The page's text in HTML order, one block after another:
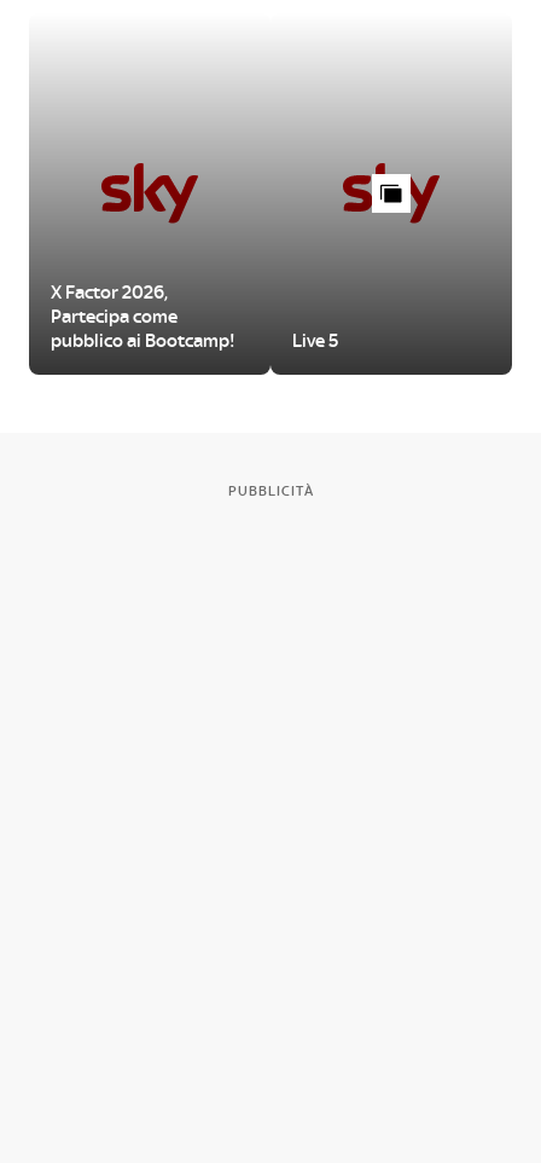
X Factor 2026,
Partecipa come
pubblico ai Bootcamp!
Live 5
PUBBLICITÀ